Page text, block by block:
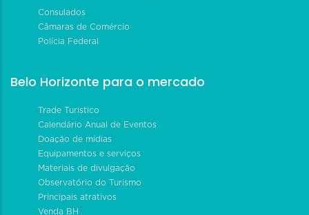
Consulados
Câmaras de Comércio
Polícia Federal
Belo Horizonte para o mercado
Trade Turístico
Calendário Anual de Eventos
Doação de mídias
Equipamentos e serviços
Materiais de divulgação
Observatório do Turismo
Principais atrativos
Venda BH